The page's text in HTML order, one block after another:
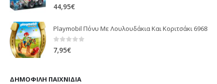
0 out of 5
44,95€
Playmobil Πόνυ Με Λουλουδάκια Και Κοριτσάκι 6968
0out of 5
7,95€
ΔΗΜΟΦΙΛΉ ΠΑΙΧΝΊΔΙΑ